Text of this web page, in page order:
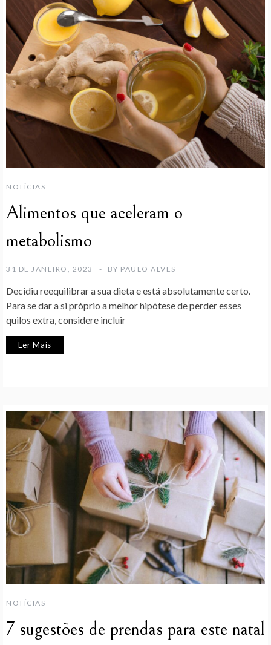
NOTÍCIAS
Alimentos que aceleram o
metabolismo
31 DE JANEIRO, 2023 BY PAULO ALVES
Decidiu reequilibrar a sua dieta e está absolutamente certo.
Para se dar a si próprio a melhor hipótese de perder esses
quilos extra, considere incluir
Ler Mais
NOTÍCIAS
7 sugestões de prendas para este natal